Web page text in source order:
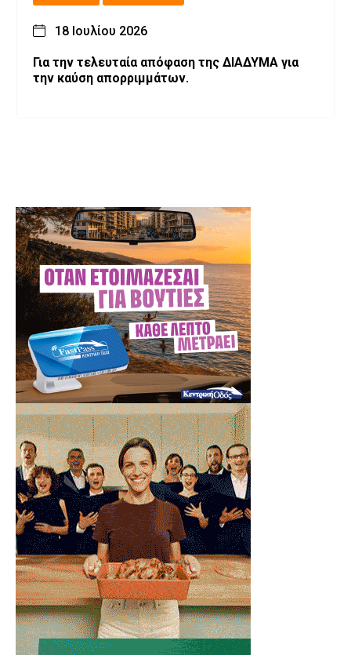
18 Ιουλίου 2026
Για την τελευταία απόφαση της ΔΙΑΔΥΜΑ για
την καύση απορριμμάτων.